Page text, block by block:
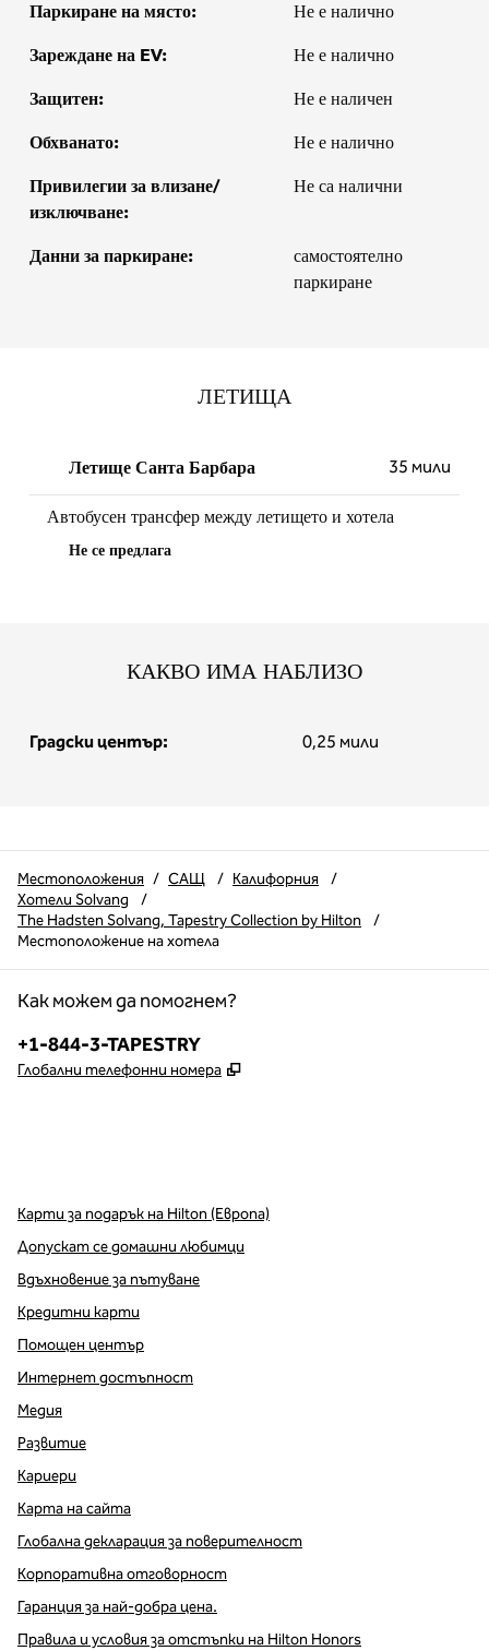
Паркиране на място: Не е налично
Зареждане на EV: Не е налично
Защитен: Не е наличен
Обхванато: Не е налично
Привилегии за влизане/
изключване:
Не са налични
Данни за паркиране:
самостоятелно
паркиране
ЛЕТИЩА
Летище Санта Барбара 35 мили
Автобусен трансфер между летището и хотела
Не се предлага
КАКВО ИМА НАБЛИЗО
Градски център: 0,25 мили
Местоположения / САЩ / Калифорния
/
Хотели Solvang
/
The Hadsten Solvang, Tapestry Collection by Hilton
/
Местоположение на хотела
Как можем да помогнем?
Телефон:
+1-844-3-TAPESTRY
Глобални телефонни номера ,
Карти за подарък на Hilton (Европа)
Допускат се домашни любимци
Вдъхновение за пътуване
Кредитни карти
Помощен център
Интернет достъпност
Медия
Развитие
Кариери
Карта на сайта
Глобална декларация за поверителност
Корпоративна отговорност
Гаранция за най-добра цена.
Правила и условия за отстъпки на Hilton Honors